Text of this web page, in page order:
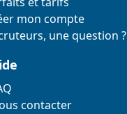
mon compte
une question ?
contacter